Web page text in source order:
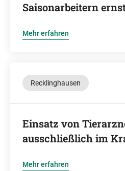
Saisonarbeitern
Mehr erfahren
Recklinghausen
Einsatz von
ausschließlich im
Mehr erfahren